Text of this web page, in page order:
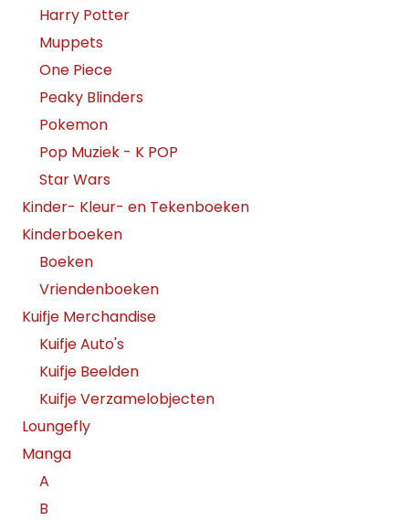
Harry Potter
Muppets
One Piece
Peaky Blinders
Pokemon
Pop Muziek - K POP
Star Wars
Kinder- Kleur- en Tekenboeken
Kinderboeken
Boeken
Vriendenboeken
Kuifje Merchandise
Kuifje Auto's
Kuifje Beelden
Kuifje Verzamelobjecten
Loungefly
Manga
A
B